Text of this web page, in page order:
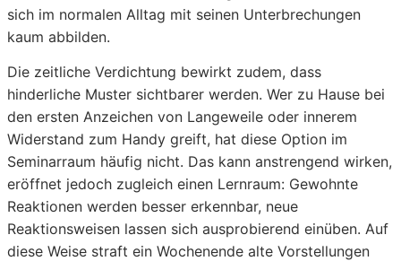
sich im normalen Alltag mit seinen Unterbrechungen
kaum abbilden.
Die zeitliche Verdichtung bewirkt zudem, dass
hinderliche Muster sichtbarer werden. Wer zu Hause bei
den ersten Anzeichen von Langeweile oder innerem
Widerstand zum Handy greift, hat diese Option im
Seminarraum häufig nicht. Das kann anstrengend wirken,
eröffnet jedoch zugleich einen Lernraum: Gewohnte
Reaktionen werden besser erkennbar, neue
Reaktionsweisen lassen sich ausprobierend einüben. Auf
diese Weise straft ein Wochenende alte Vorstellungen